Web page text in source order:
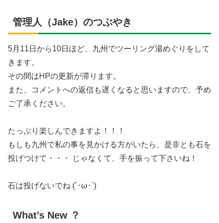
管理人（Jake）のつぶやき
5月11日から10日ほど、九州でツーリング湯めぐりをして
きます。
その間はHPの更新が滞ります。
また、コメントへの返信も遅くなると思いますので、予め
ご了承ください。
たっぷり楽しんできますよ！！！
もしも九州で私の事を見かける方がいたら、是非とも石を
投げつけて・・・ じゃなくて、手を振って下さいね！
石は投げないでね (´･ω･`)
What’s New ？